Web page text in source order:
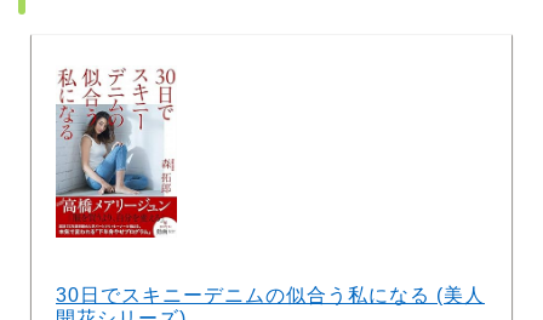
30日でスキニーデニムの似合う私になる (美人